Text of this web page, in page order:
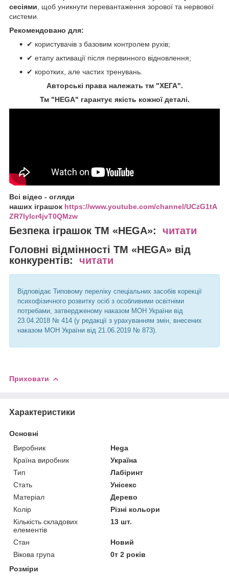
сесіями, щоб уникнути перевантаження зорової та нервової
системи.
Рекомендовано для:
✔ користувачів з базовим контролем рухів;
✔ етапу активації після первинного відновлення;
✔ коротких, але частих тренувань.
Авторські права належать тм "ХЕГА".
Тм "HEGA" гарантує якість кожної деталі.
Всі відео - огляди
наших іграшок https://www.youtube.com/channel/UCzG1tA
ZR7IyIcr4jvT0QMzw
Безпека іграшок ТМ «HEGA»: читати
Головні відмінності ТМ «HEGA» від
конкурентів:
читати
Відповідає Типовому переліку спеціальних засобів корекції
психофізичного розвитку осіб з особливими освітніми
потребами, затвердженому наказом МОН України від
23.04.2018 № 414 (у редакції з урахуванням змін, внесених
наказом МОН України від 21.06.2019 № 873).
Приховати
Характеристики
Основні
Виробник
Hega
Країна виробник
Україна
Тип
Лабіринт
Стать
Унісекс
Матеріал
Дерево
Колір
Різні кольори
Кількість складових
елементів
13 шт.
Стан
Новий
Вікова група
0т 2 років
Розміри